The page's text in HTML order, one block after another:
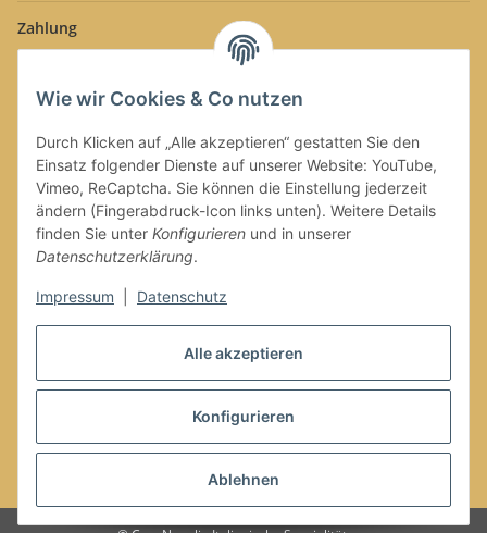
Alle akzeptieren
Konfigurieren
Ablehnen
Wie wir Cookies & Co nutzen
Durch Klicken auf „Alle akzeptieren“ gestatten Sie den
Einsatz folgender Dienste auf unserer Website: YouTube,
Vimeo, ReCaptcha. Sie können die Einstellung jederzeit
ändern (Fingerabdruck-Icon links unten). Weitere Details
finden Sie unter Konfigurieren und in unserer
Datenschutzerklärung.
Impressum Datenschutz
Zahlung
Versand
Vertrag widerrufen
* Alle Preise inkl. gesetzlicher USt., zzgl.Versand